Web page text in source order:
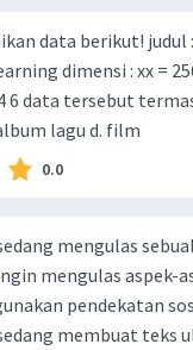
judul : gurunya manusia penulis : munir chatif penerbit :
cetakan xiv, juni 2014 , isbn : 978 602
buku b. video
lagu d. film
0.0
mengulas
mengulas aspek-
pendekatan sosiologi sastra.
membuat teks ulasan